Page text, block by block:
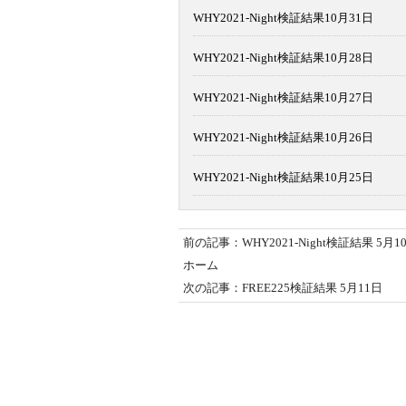
WHY2021-Night検証結果10月31日
WHY2021-Night検証結果10月28日
WHY2021-Night検証結果10月27日
WHY2021-Night検証結果10月26日
WHY2021-Night検証結果10月25日
前の記事：WHY2021-Night検証結果 5月
ホーム
次の記事：FREE225検証結果 5月11日